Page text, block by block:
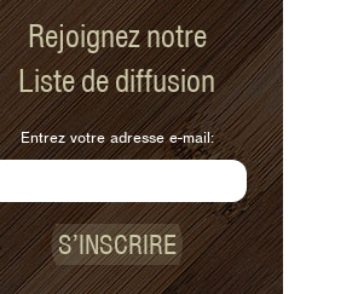
appliquer un désinfectant.
Rejoignez notre
Liste de diffusion
Entrez votre adresse e-mail:
S’INSCRIRE